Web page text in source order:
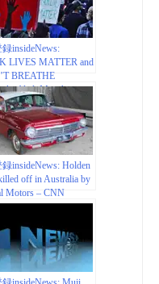
insideNews:
LIVES MATTER and
BREATHE
filed: Manchester
plans charitable
| World Trademark
insideNews: Holden
off in Australia by
Motors – CNN